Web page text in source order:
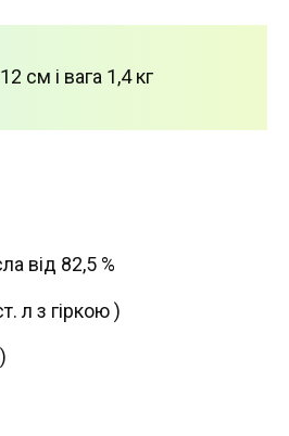
см і вага 1,4 кг
від 82,5 %
л з гіркою )